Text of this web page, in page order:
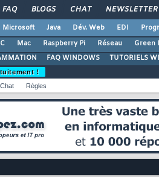
FAQ BLOGS CHAT NEWSLETTER
Microsoft Java Dév. Web EDI
Mac Raspberry Pi Réseau Green
FAQ WINDOWS TUTORIELS
!
Chat Règles